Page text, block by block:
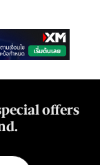
offers